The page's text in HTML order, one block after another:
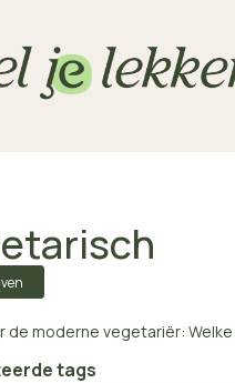
de moderne vegetariër:
tags